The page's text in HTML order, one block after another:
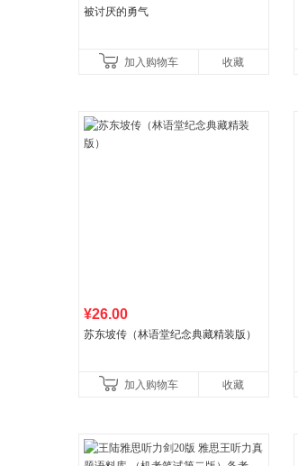
被讨厌的勇气
加入购物车 收藏
¥26.00
苏东坡传（林语堂纪念典藏精装版）
加入购物车 收藏